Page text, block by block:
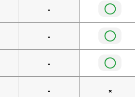
- ◯
- ◯
- ◯
- ×